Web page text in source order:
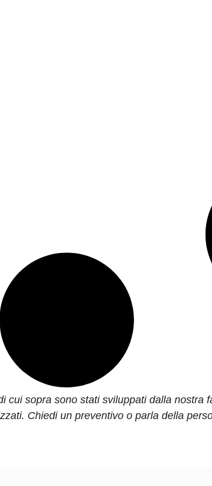
sopra sono stati sviluppati dalla nostra
Chiedi un preventivo o parla della